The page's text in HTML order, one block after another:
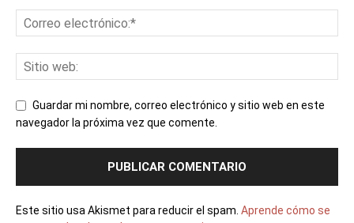
Guardar mi nombre, correo electrónico y sitio web en este
navegador la próxima vez que comente.
Este sitio usa Akismet para reducir el spam. Aprende cómo se